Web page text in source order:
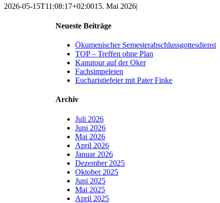
2026-05-15T11:08:17+02:0015. Mai 2026|
Neueste Beiträge
Ökumenischer Semesterabschlussgottesdienst
TOP – Treffen ohne Plan
Kanutour auf der Oker
Fachsimpeleien
Eucharistiefeier mit Pater Finke
Archiv
Juli 2026
Juni 2026
Mai 2026
April 2026
Januar 2026
Dezember 2025
Oktober 2025
Juni 2025
Mai 2025
April 2025